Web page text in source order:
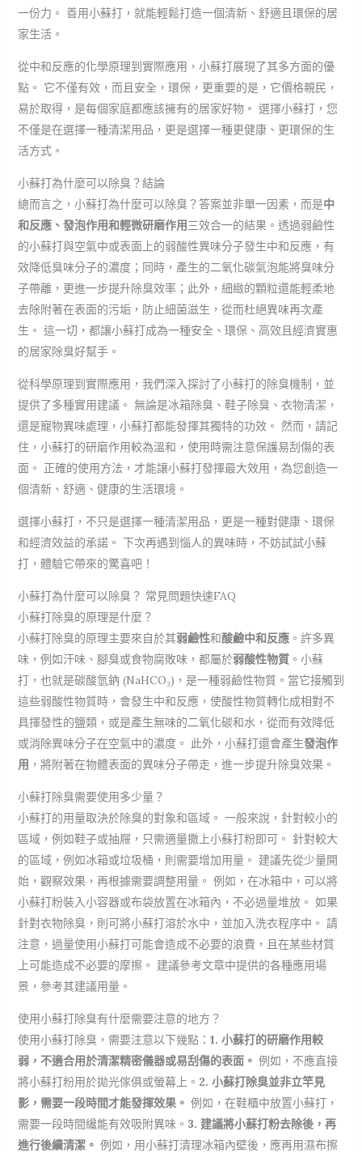
一份力。 善用小蘇打，就能輕鬆打造一個清新、舒適且環保的居
家生活。
從中和反應的化學原理到實際應用，小蘇打展現了其多方面的優
點。 它不僅有效，而且安全，環保，更重要的是，它價格親民，
易於取得，是每個家庭都應該擁有的居家好物。 選擇小蘇打，您
不僅是在選擇一種清潔用品，更是選擇一種更健康、更環保的生
活方式。
小蘇打為什麼可以除臭？結論
總而言之，小蘇打為什麼可以除臭？答案並非單一因素，而是中
和反應、發泡作用和輕微研磨作用三效合一的結果。透過弱鹼性
的小蘇打與空氣中或表面上的弱酸性異味分子發生中和反應，有
效降低臭味分子的濃度；同時，產生的二氧化碳氣泡能將臭味分
子帶離，更進一步提升除臭效率；此外，細緻的顆粒還能輕柔地
去除附著在表面的污垢，防止細菌滋生，從而杜絕異味再次產
生。 這一切，都讓小蘇打成為一種安全、環保、高效且經濟實惠
的居家除臭好幫手。
從科學原理到實際應用，我們深入探討了小蘇打的除臭機制，並
提供了多種實用建議。 無論是冰箱除臭、鞋子除臭、衣物清潔，
還是寵物異味處理，小蘇打都能發揮其獨特的功效。 然而，請記
住，小蘇打的研磨作用較為溫和，使用時需注意保護易刮傷的表
面。 正確的使用方法，才能讓小蘇打發揮最大效用，為您創造一
個清新、舒適、健康的生活環境。
選擇小蘇打，不只是選擇一種清潔用品，更是一種對健康、環保
和經濟效益的承諾。 下次再遇到惱人的異味時，不妨試試小蘇
打，體驗它帶來的驚喜吧！
小蘇打為什麼可以除臭？ 常見問題快速FAQ
小蘇打除臭的原理是什麼？
小蘇打除臭的原理主要來自於其弱鹼性和酸鹼中和反應。許多異
味，例如汗味、腳臭或食物腐敗味，都屬於弱酸性物質。小蘇
打，也就是碳酸氫鈉 (NaHCO₃)，是一種弱鹼性物質。當它接觸到
這些弱酸性物質時，會發生中和反應，使酸性物質轉化成相對不
具揮發性的鹽類，或是產生無味的二氧化碳和水，從而有效降低
或消除異味分子在空氣中的濃度。 此外，小蘇打還會產生發泡作
用 ，將附著在物體表面的異味分子帶走，進一步提升除臭效果。
小蘇打除臭需要使用多少量？
小蘇打的用量取決於除臭的對象和區域。 一般來說，針對較小的
區域，例如鞋子或抽屜，只需適量撒上小蘇打粉即可。 針對較大
的區域，例如冰箱或垃圾桶，則需要增加用量。 建議先從少量開
始，觀察效果，再根據需要調整用量。 例如，在冰箱中，可以將
小蘇打粉裝入小容器或布袋放置在冰箱內，不必過量堆放。 如果
針對衣物除臭，則可將小蘇打溶於水中，並加入洗衣程序中。 請
注意，過量使用小蘇打可能會造成不必要的浪費，且在某些材質
上可能造成不必要的摩擦。 建議參考文章中提供的各種應用場
景，參考其建議用量。
使用小蘇打除臭有什麼需要注意的地方？
使用小蘇打除臭，需要注意以下幾點： 1. 小蘇打的研磨作用較
弱，不適合用於清潔精密儀器或易刮傷的表面。 例如，不應直接
將小蘇打粉用於拋光傢俱或螢幕上。 2. 小蘇打除臭並非立竿見
影，需要一段時間才能發揮效果。 例如，在鞋櫃中放置小蘇打，
需要一段時間纔能有效吸附異味。 3. 建議將小蘇打粉去除後，再
進行後續清潔。 例如，用小蘇打清理冰箱內壁後，應再用濕布擦